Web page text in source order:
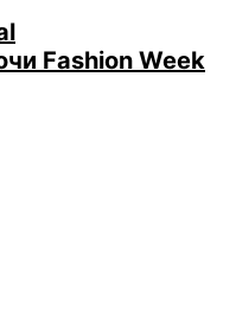
Fashion Week